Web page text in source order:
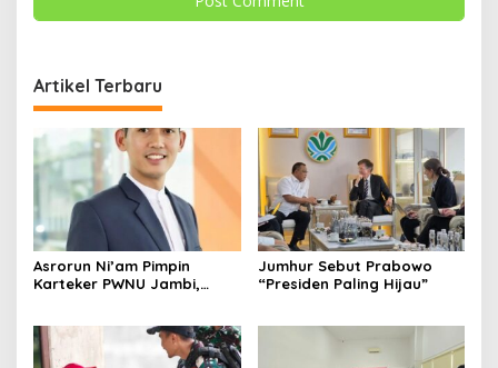
Artikel Terbaru
Asrorun Ni’am Pimpin
Karteker PWNU Jambi,
Kedua NU
Jumhur Sebut Prabowo
“Presiden Paling Hijau”